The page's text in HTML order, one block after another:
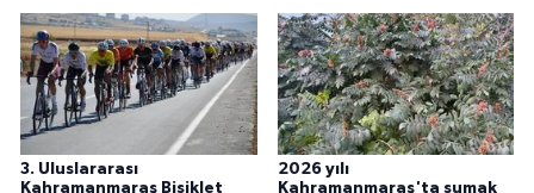
3. Uluslararası
Kahramanmaraş Bisiklet
2026 yılı
Kahramanmaraş'ta sumak